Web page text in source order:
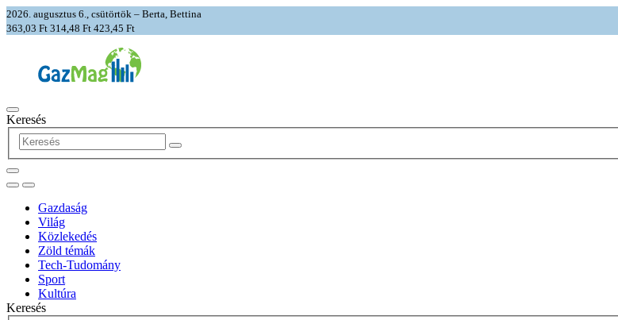
2026. augusztus 6., csütörtök – Berta, Bettina
363,03 Ft 314,48 Ft 423,45 Ft
Keresés
Gazdaság
Világ
Közlekedés
Zöld témák
Tech-Tudomány
Sport
Kultúra
Keresés